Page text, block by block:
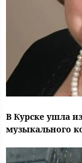
В Курске ушла
музыкального